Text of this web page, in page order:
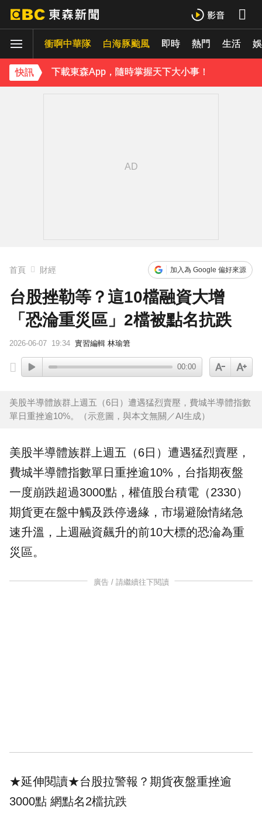
衝啊中華隊 白海豚颱風 即時 熱門 生活
快訊
下載東森App，隨時掌握天下大小事！
首頁 財經 加入為 Google 偏好來源
台股挫勒等？這10檔融資大增
「恐淪重災區」2檔被點名抗跌
2026-06-07 19:34 實習編輯 林瑜䇹
00:00
美股半導體族群上週五（6日）遭遇猛烈賣壓，費城半導體指數
單日重挫逾10%。（示意圖，與本文無關／AI生成）
美股半導體族群上週五（6日）遭遇猛烈賣壓，
費城半導體指數單日重挫逾10%，台指期夜盤
一度崩跌超過3000點，權值股台積電（2330）
期貨更在盤中觸及跌停邊緣，市場避險情緒急
速升溫，上週融資飆升的前10大標的恐淪為重
災區。
廣告 / 請繼續往下閱讀
★延伸閱讀★台股拉警報？期貨夜盤重挫逾
3000點 網點名2檔抗跌